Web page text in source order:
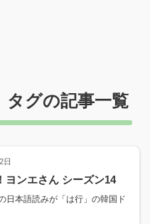
タグの記事一覧
日
ヨンエさん シーズン14
日本語読みが「は行」の韓国ド